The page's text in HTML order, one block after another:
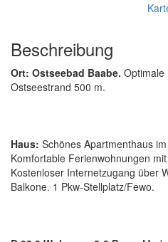
Beschreibung
Ort: Ostseebad Baabe. Optimale
Ostseestrand 500 m.
Haus: Schönes Apartmenthaus
Komfortable Ferienwohnungen
Kostenloser Internetzugang über
Balkone. 1 Pkw-Stellplatz/Fewo.